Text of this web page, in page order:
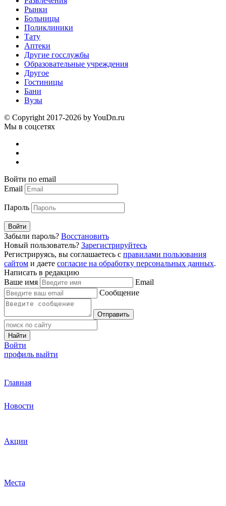
Рынки
Больницы
Поликлиники
Тату
Аптеки
Другие госслужбы
Образовательные учреждения
Другое
Гостиницы
Бани
Вузы
© Copyright 2017-2026 by YouDn.ru
Мы в соцсетях
Войти по email
Email
Пароль
Войти
Забыли пароль? Восстановить
Новый пользователь? Зарегистрируйтесь
Регистрируясь, вы соглашаетесь с правилами пользования
сайтом и даете согласие на обработку персональных данных.
Написать в редакцию
Ваше имя
Email
Сообщение
Отправить
Найти
Войти
профиль выйти
Главная
Новости
Акции
Места